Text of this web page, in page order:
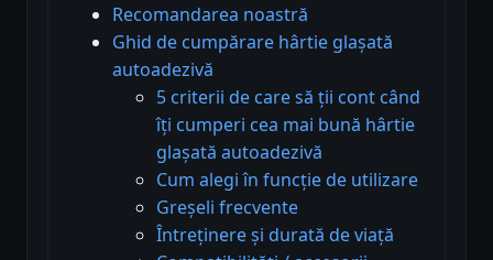
Recomandarea noastră
Ghid de cumpărare hârtie glașată
autoadezivă
5 criterii de care să ții cont când
îți cumperi cea mai bună hârtie
glașată autoadezivă
Cum alegi în funcție de utilizare
Greșeli frecvente
Întreținere și durată de viață